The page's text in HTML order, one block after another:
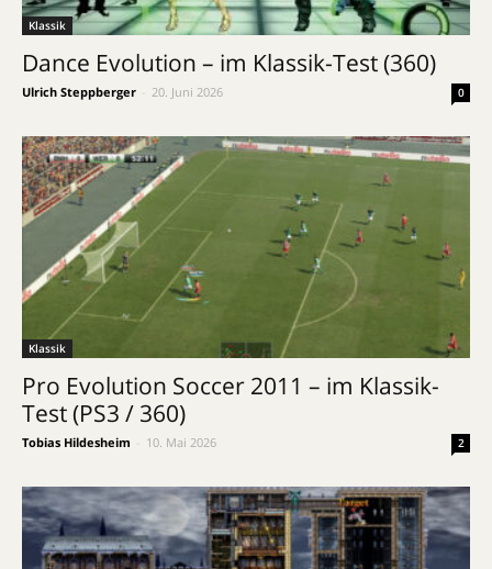
Klassik
Dance Evolution – im Klassik-Test (360)
Ulrich Steppberger 20. Juni 2026 0
Klassik
Pro Evolution Soccer 2011 – im Klassik-
Test (PS3 / 360)
Tobias Hildesheim 10. Mai 2026 2